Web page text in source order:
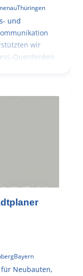
Thüringen
und
wir
Querdenken
Bayern
Neubauten,